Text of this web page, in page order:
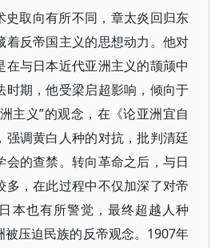
史取向有所不同，章太炎回归东
着反帝国主义的思想动力。他对
在与日本近代亚洲主义的颉颃中
时期，他受梁启超影响，倾向于
主义”的观念，在《论亚洲宜自
强调黄白人种的对抗，批判清廷
会的查禁。转向革命之后，与日
多，在此过程中不仅加深了对帝
本也有所警觉，最终超越人种
压迫民族的反帝观念。1907年